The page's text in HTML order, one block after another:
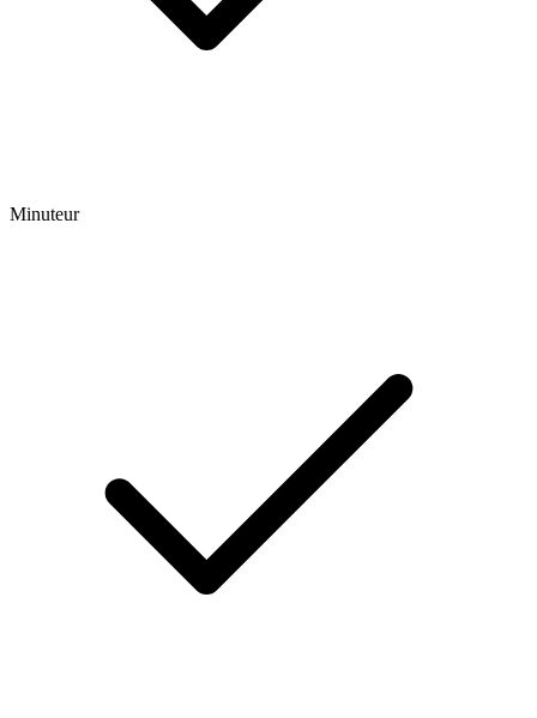
Minuteur